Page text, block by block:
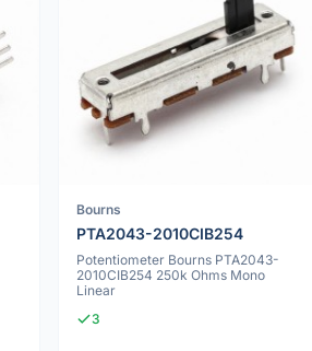
Bourns
PTA2043-2010CIB254
Potentiometer Bourns PTA2043-
2010CIB254 250k Ohms Mono
Linear
3